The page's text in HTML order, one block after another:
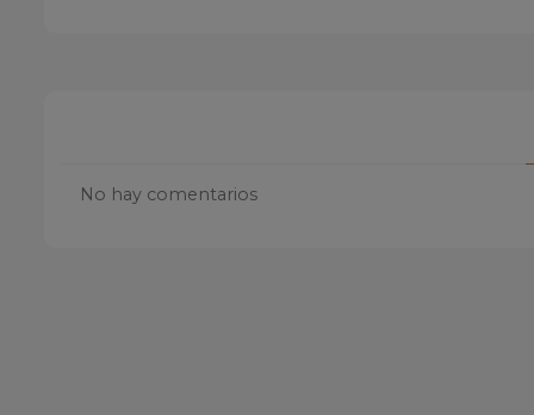
No hay comentarios